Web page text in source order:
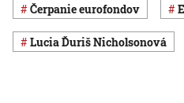
čerpanie eurofondov
Lucia Ďuriš Nicholsonová